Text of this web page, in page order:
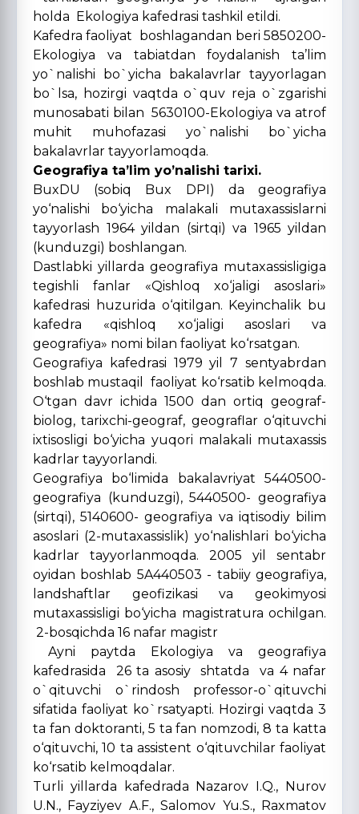
holda Ekologiya kafedrasi tashkil etildi.
Kafedra faoliyat boshlagandan beri 5850200-
Ekologiya va tabiatdan foydalanish ta’lim
yo`nalishi bo`yicha bakalavrlar tayyorlagan
bo`lsa, hozirgi vaqtda o`quv reja o`zgarishi
munosabati bilan 5630100-Ekologiya va atrof
muhit muhofazasi yo`nalishi bo`yicha
bakalavrlar tayyorlamoqda.
Geografiya ta’lim yo’nalishi tarixi.
BuxDU (sobiq Bux DPI) da geografiya
yo‘nalishi bo‘yicha malakali mutaxassislarni
tayyorlash 1964 yildan (sirtqi) va 1965 yildan
(kunduzgi) boshlangan.
Dastlabki yillarda geografiya mutaxassisligiga
tegishli fanlar «Qishloq xo‘jaligi asoslari»
kafedrasi huzurida o‘qitilgan. Keyinchalik bu
kafedra «qishloq xo‘jaligi asoslari va
geografiya» nomi bilan faoliyat ko‘rsatgan.
Geografiya kafedrasi 1979 yil 7 sentyabrdan
boshlab mustaqil faoliyat ko‘rsatib kelmoqda.
O‘tgan davr ichida 1500 dan ortiq geograf-
biolog, tarixchi-geograf, geograflar o‘qituvchi
ixtisosligi bo‘yicha yuqori malakali mutaxassis
kadrlar tayyorlandi.
Geografiya bo‘limida bakalavriyat 5440500-
geografiya (kunduzgi), 5440500- geografiya
(sirtqi), 5140600- geografiya va iqtisodiy bilim
asoslari (2-mutaxassislik) yo‘nalishlari bo‘yicha
kadrlar tayyorlanmoqda. 2005 yil sentabr
oyidan boshlab 5A440503 - tabiiy geografiya,
landshaftlar geofizikasi va geokimyosi
mutaxassisligi bo‘yicha magistratura ochilgan.
2-bosqichda 16 nafar magistr
Ayni paytda Ekologiya va geografiya
kafedrasida 26 ta asosiy shtatda va 4 nafar
o`qituvchi o`rindosh professor-o`qituvchi
sifatida faoliyat ko`rsatyapti. Hozirgi vaqtda 3
ta fan doktoranti, 5 ta fan nomzodi, 8 ta katta
o‘qituvchi, 10 ta assistent o‘qituvchilar faoliyat
ko‘rsatib kelmoqdalar.
Turli yillarda kafedrada Nazarov I.Q., Nurov
U.N., Fayziyev A.F., Salomov Yu.S., Raxmatov